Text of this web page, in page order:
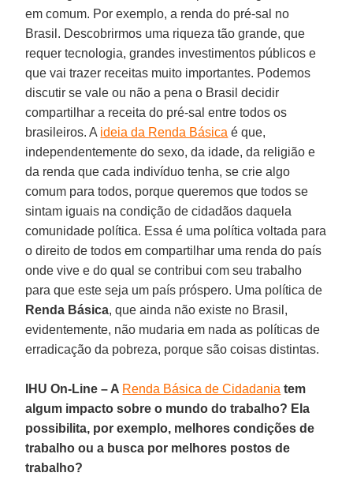
em comum. Por exemplo, a renda do pré-sal no
Brasil. Descobrirmos uma riqueza tão grande, que
requer tecnologia, grandes investimentos públicos e
que vai trazer receitas muito importantes. Podemos
discutir se vale ou não a pena o Brasil decidir
compartilhar a receita do pré-sal entre todos os
brasileiros. A ideia da Renda Básica é que,
independentemente do sexo, da idade, da religião e
da renda que cada indivíduo tenha, se crie algo
comum para todos, porque queremos que todos se
sintam iguais na condição de cidadãos daquela
comunidade política. Essa é uma política voltada para
o direito de todos em compartilhar uma renda do país
onde vive e do qual se contribui com seu trabalho
para que este seja um país próspero. Uma política de
Renda Básica, que ainda não existe no Brasil,
evidentemente, não mudaria em nada as políticas de
erradicação da pobreza, porque são coisas distintas.
IHU On-Line – A Renda Básica de Cidadania tem
algum impacto sobre o mundo do trabalho? Ela
possibilita, por exemplo, melhores condições de
trabalho ou a busca por melhores postos de
trabalho?